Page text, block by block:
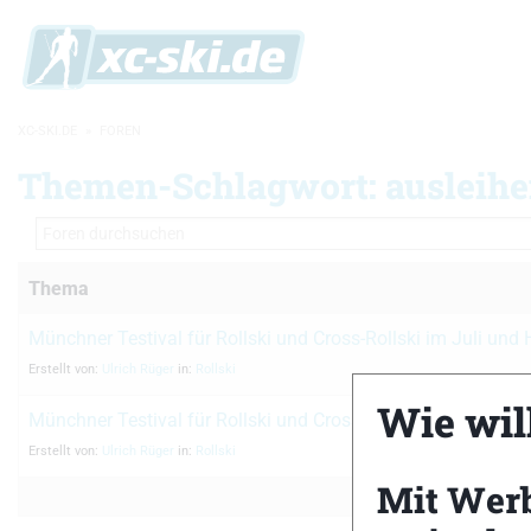
Themen-Schlagwort:
Thema
Erstellt von: in:
Münchner Testival für Rollski und Cross-Rollski im April 2018
Erstellt von: Ulrich Rüger in: Rollski
Wie
Mit